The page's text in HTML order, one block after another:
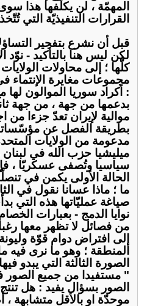
المهمّة ، لن يكلّفها هذا
القرارات التنفيذيّة التي
قبل أن نشرع بتفجير
لكن ليس هنا بالتأكيد - نوّد
كلّها ؛ إلى محاولات
مجموعات مغايرة الإنتماء
: أكراد سوريا الموالون
بدعمها من جهة ، من جهة
موالية لإيران تعدّ جزءا من
بطريقة الفصل عن
مدعومة من الولايات
ميليشيا حزب الله في لبنان
سياسيا وتُصفى عسكريّا ،
الحالة الأولى يكمن في
ما ؛ ماذا عسانا نقول في
صياغة عمليّاتها هذه التي
نوايا الدمج - بعبارات
من فصائل لا تظهر معها
إلى افتراض دوام قوّة
المنطقة ؛ وهو ما نرى فيه
الصورة الثالثة التي يبدو
" مستفيدا من جميع الصور
الصور بسؤال يفيد : هل
موحدّة او بالأقل متشابهة ،